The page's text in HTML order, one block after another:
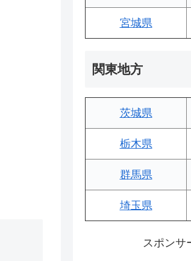
宮城県
関東地方
茨城県
栃木県
群馬県
埼玉県
スポンサ